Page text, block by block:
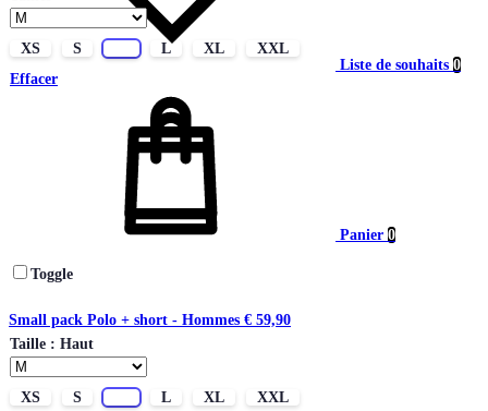
Liste de souhaits 0
Panier 0
XS S L XL
XXL
Effacer
Toggle
Small pack Polo + short - Hommes € 59,90
Taille : Haut
XS S L XL
XXL